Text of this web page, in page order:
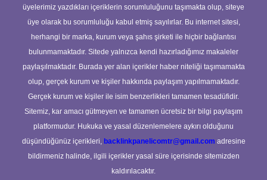
üyelerimiz yazdıkları içeriklerin sorumluluğunu taşımakta olup, siteye
üye olarak bu sorumluluğu kabul etmiş sayılırlar. Bu internet sitesi,
herhangi bir marka, kurum veya şahıs şirketi ile hiçbir bağlantısı
bulunmamaktadır. Sitede yalnızca kendi hazırladığımız makaleler
paylaşılmaktadır. Burada yer alan içerikler haber niteliği taşımamakta
olup, gerçek kurum ve kişiler hakkında paylaşım yapılmamaktadır.
Gerçek kurum ve kişiler ile isim benzerlikleri tamamen tesadüfidir.
Sitemiz, kar amacı gütmeyen ve tamamen ücretsiz bir bilgi paylaşım
platformudur. Hukuka ve yasal düzenlemelere aykırı olduğunu
düşündüğünüz içerikleri, backlinkpanelicomtr@gmail.com adresine
bildirmeniz halinde, ilgili içerikler yasal süre içerisinde sitemizden
kaldırılacaktır.